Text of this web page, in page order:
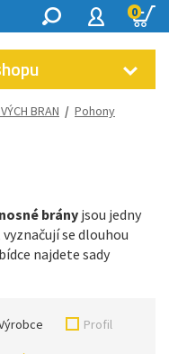
0
BRAN / Pohony
brány jsou jedny
se dlouhou
najdete sady
Profil